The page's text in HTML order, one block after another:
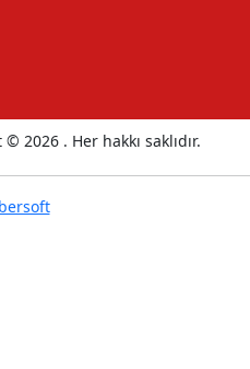
2026 . Her hakkı saklıdır.